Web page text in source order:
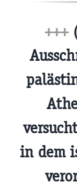
+++
in dem